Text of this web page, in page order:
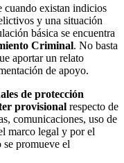
cuando existan indicios
y una situación
básica se encuentra
Criminal. No basta
aportar un relato
de apoyo.
de protección
provisional respecto de
comunicaciones, uso de
marco legal y por el
promueve el